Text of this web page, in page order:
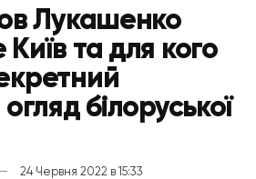
Лукашенко
та для кого
білоруської
24 Червня 2022 в 15:33